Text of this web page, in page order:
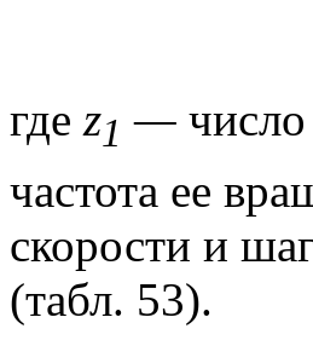
где z1 —
частота ее
скорости и
(табл. 53).